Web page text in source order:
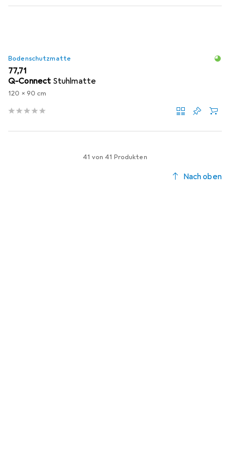
Bodenschutzmatte
EUR
77,71
Q-Connect Stuhlmatte
120 x 90 cm
41 von 41 Produkten
Nach oben